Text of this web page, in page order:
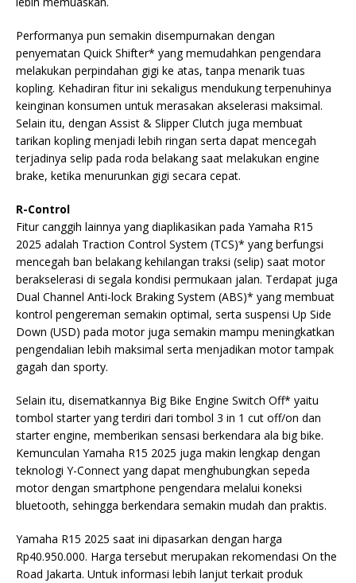
Performanya pun semakin disempurnakan dengan
penyematan Quick Shifter* yang memudahkan pengendara
melakukan perpindahan gigi ke atas, tanpa menarik tuas
kopling. Kehadiran fitur ini sekaligus mendukung terpenuhinya
keinginan konsumen untuk merasakan akselerasi maksimal.
Selain itu, dengan Assist & Slipper Clutch juga membuat
tarikan kopling menjadi lebih ringan serta dapat mencegah
terjadinya selip pada roda belakang saat melakukan engine
brake, ketika menurunkan gigi secara cepat.
R-Control
Fitur canggih lainnya yang diaplikasikan pada Yamaha R15
2025 adalah Traction Control System (TCS)* yang berfungsi
mencegah ban belakang kehilangan traksi (selip) saat motor
berakselerasi di segala kondisi permukaan jalan. Terdapat juga
Dual Channel Anti-lock Braking System (ABS)* yang membuat
kontrol pengereman semakin optimal, serta suspensi Up Side
Down (USD) pada motor juga semakin mampu meningkatkan
pengendalian lebih maksimal serta menjadikan motor tampak
gagah dan sporty.
Selain itu, disematkannya Big Bike Engine Switch Off* yaitu
tombol starter yang terdiri dari tombol 3 in 1 cut off/on dan
starter engine, memberikan sensasi berkendara ala big bike.
Kemunculan Yamaha R15 2025 juga makin lengkap dengan
teknologi Y-Connect yang dapat menghubungkan sepeda
motor dengan smartphone pengendara melalui koneksi
bluetooth, sehingga berkendara semakin mudah dan praktis.
Yamaha R15 2025 saat ini dipasarkan dengan harga
Rp40.950.000. Harga tersebut merupakan rekomendasi On the
Road Jakarta. Untuk informasi lebih lanjut terkait produk